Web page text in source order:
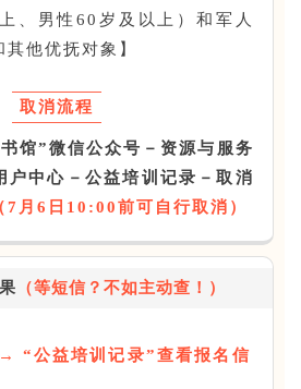
、男性60岁及以上）和军人
他优抚对象】
取消流程
馆”微信公众号 － 资源与服务
户中心－公益培训记录－取消
7月6日10:00前可自行取消）
（等短信？不如主动查！）
“公益培训记录”查看报名信